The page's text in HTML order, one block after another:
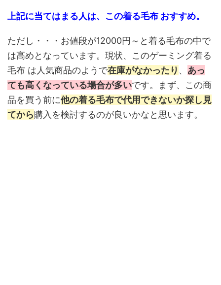
上記に当てはまる人は、この着る毛布 おすすめ。
ただし・・・お値段が12000円～と着る毛布の中で
は高めとなっています。現状、このゲーミング着る
毛布 は人気商品のようで在庫がなかったり 、 あっ
ても高くなっている場合が多いです。まず、この商
品を買う前に他の着る毛布で代用できないか探し見
てから購入を検討するのが良いかなと思います。